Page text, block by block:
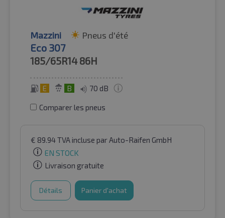
Mazzini Pneus d'été
Eco 307
185/65R14 86H
E B 70 dB
Comparer les pneus
€ 89.94TVA incluse par Auto-Raifen GmbH
EN STOCK
Livraison gratuite
Détails Panier d'achat